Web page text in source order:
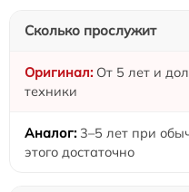
Сколько прослужит
От 5 лет и
техники
3–5 лет при
этого достаточно